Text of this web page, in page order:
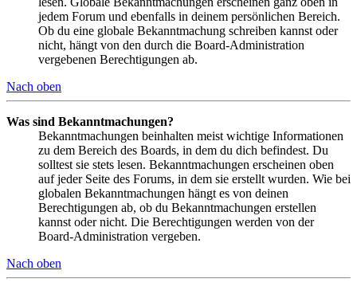
jedem Forum und ebenfalls in deinem persönlichen Bereich.
Ob du eine globale Bekanntmachung schreiben kannst oder
nicht, hängt von den durch die Board-Administration
vergebenen Berechtigungen ab.
Nach oben
Was sind Bekanntmachungen?
Bekanntmachungen beinhalten meist wichtige Informationen
zu dem Bereich des Boards, in dem du dich befindest. Du
solltest sie stets lesen. Bekanntmachungen erscheinen oben
auf jeder Seite des Forums, in dem sie erstellt wurden. Wie bei
globalen Bekanntmachungen hängt es von deinen
Berechtigungen ab, ob du Bekanntmachungen erstellen
kannst oder nicht. Die Berechtigungen werden von der
Board-Administration vergeben.
Nach oben